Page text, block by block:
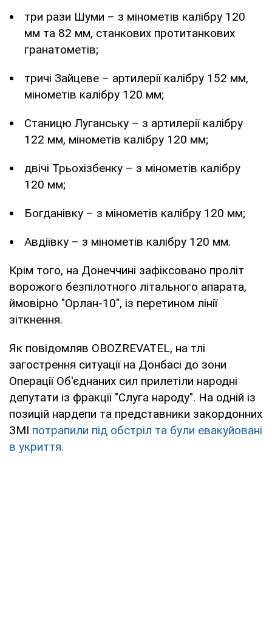
три рази Шуми – з мінометів калібру 120
мм та 82 мм, станкових протитанкових
гранатометів;
тричі Зайцеве – артилерії калібру 152 мм,
мінометів калібру 120 мм;
Станицю Луганську – з артилерії калібру
122 мм, мінометів калібру 120 мм;
двічі Трьохізбенку – з мінометів калібру
120 мм;
Богданівку – з мінометів калібру 120 мм;
Авдіївку – з мінометів калібру 120 мм.
Крім того, на Донеччині зафіксовано проліт
ворожого безпілотного літального апарата,
ймовірно "Орлан-10", із перетином лінії
зіткнення.
Як повідомляв OBOZREVATEL, на тлі
загострення ситуації на Донбасі до зони
Операції Об'єднаних сил прилетіли народні
депутати із фракції "Слуга народу". На одній із
позицій нардепи та представники закордонних
ЗМІ потрапили під обстріл та були евакуйовані
в укриття.